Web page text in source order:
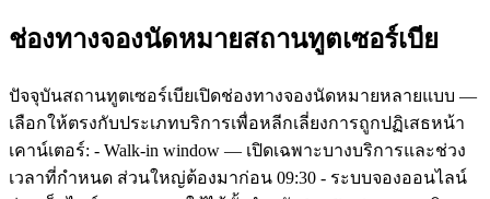
ช่องทางจองนัดหมายสถานทูตเซอร์เบีย
ปัจจุบันสถานทูตเซอร์เบียเปิดช่องทางจองนัดหมายหลายแบบ —
เลือกให้ตรงกับประเภทบริการเพื่อหลีกเลี่ยงการถูกปฏิเสธหน้า
เคาน์เตอร์: - Walk-in window — เปิดเฉพาะบางบริการและช่วง
เวลาที่กำหนด ส่วนใหญ่ต้องมาก่อน 09:30 - ระบบจองออนไลน์